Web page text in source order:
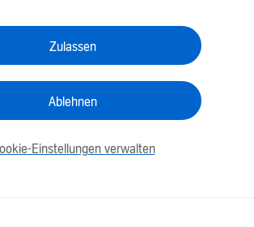
Zulassen
Ablehnen
Einstellungen verwalten